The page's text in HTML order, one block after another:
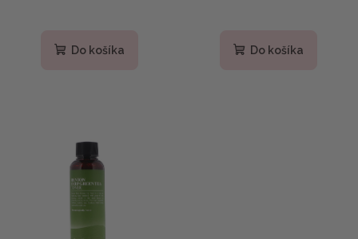
Do košíka
produktu
Do košíka